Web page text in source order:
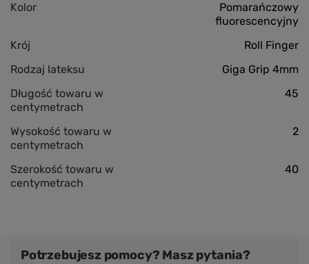
Kolor
Pomarańczowy
fluorescencyjny
Krój
Roll Finger
Rodzaj lateksu
Giga Grip 4mm
Długość towaru w
centymetrach
45
Wysokość towaru w
centymetrach
2
Szerokość towaru w
centymetrach
40
Potrzebujesz pomocy? Masz pytania?